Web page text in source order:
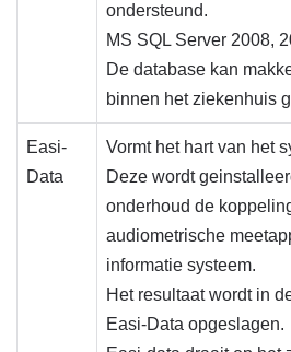
ondersteund.
MS SQL Server 2008,
De database kan
binnen het ziekenhuis
Easi-
Data
Vormt het hart van het
Deze wordt
onderhoud de
audiometrische
informatie systeem.
Het resultaat wordt in
Easi-Data opgeslagen.